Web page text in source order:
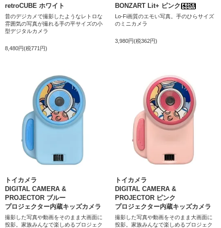
retroCUBE ホワイト
昔のデジカメで撮影したようなレトロな
雰囲気の写真が撮れる手の平サイズの小
型デジタルカメラ
8,480円(税771円)
BONZART Lit+ ピンク
Lo-Fi画質のエモい写真。手のひらサイズ
のミニカメラ
3,980円(税362円)
トイカメラ
DIGITAL CAMERA &
PROJECTOR ブルー
プロジェクター内蔵キッズカメラ
撮影した写真や動画をそのまま大画面に
投影。家族みんなで楽しめるプロジェク
トイカメラ
DIGITAL CAMERA &
PROJECTOR ピンク
プロジェクター内蔵キッズカメラ
撮影した写真や動画をそのまま大画面に
投影。家族みんなで楽しめるプロジェク